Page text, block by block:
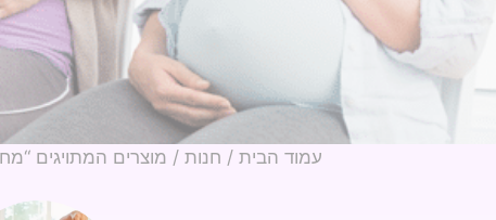
עמוד הבית / חנות / מוצרים המתויגים